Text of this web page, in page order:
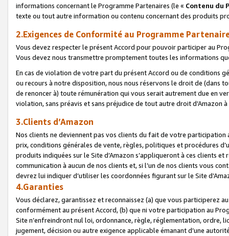
informations concernant le Programme Partenaires (le « Contenu du
texte ou tout autre information ou contenu concernant des produits
2.Exigences de Conformité au Programme
Vous devez respecter le présent Accord pour pouvoir participer au
Vous devez nous transmettre promptement toutes les informations
En cas de violation de votre part du présent Accord ou de conditions
ou recours à notre disposition, nous nous réservons le droit de (dans
de renoncer à) toute rémunération qui vous serait autrement due en
violation, sans préavis et sans préjudice de tout autre droit
3.Clients d’Amazon
Nos clients ne deviennent pas vos clients du fait de votre
prix, conditions générales de vente, règles, politiques et procédures
produits indiquées sur le Site d’Amazon s’appliqueront à ces clients
communication à aucun de nos clients et, si l’un de nos clients vous
devrez lui indiquer d’utiliser les coordonnées figurant sur le Site
4.Garanties
Vous déclarez, garantissez et reconnaissez (a) que vous participerez
conformément au présent Accord, (b) que ni votre participation au
Site n’enfreindront nul loi, ordonnance, règle, réglementation, ordre,
jugement, décision ou autre exigence applicable émanant d’une